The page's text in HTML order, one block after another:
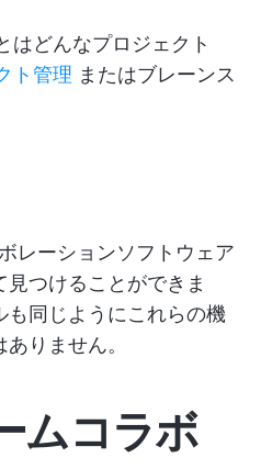
はどんなプロジェクト
ト管理 またはブレーンス
レーションソフトウェア
つけることができま
同じようにこれらの機
りません。
ムコラボ